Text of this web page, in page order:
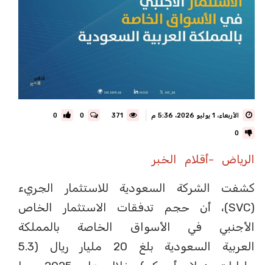
الأربعاء، 1 يوليو 2026، 5:36 م 0
0
0
الرياض -أقلام الخبر
كشفت الشركة السعودية للاستثمار الجريء
(SVC)، أن حجم تدفقات الاستثمار الخاص
الأجنبي في الأسواق الخاصة بالمملكة
العربية السعودية بلغ 20 مليار ريال (5.3